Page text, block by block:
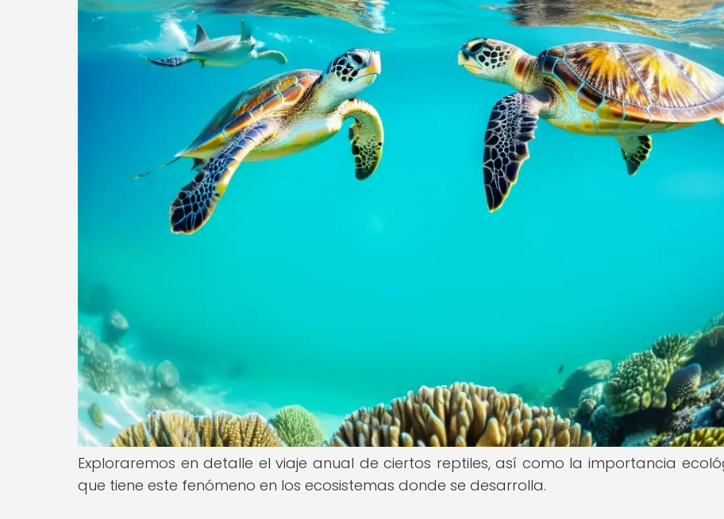
Exploraremos en detalle el viaje anual de ciertos reptiles, así como la importancia
que tiene este fenómeno en los ecosistemas donde se desarrolla.